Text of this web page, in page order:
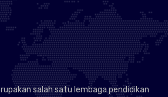
salah satu lembaga pendidikan